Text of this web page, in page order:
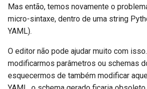
Mas então, temos novamente o
micro-sintaxe, dentro de uma string
YAML).
O editor não pode ajudar muito com
modificarmos parâmetros ou schemas
esquecermos de também modificar